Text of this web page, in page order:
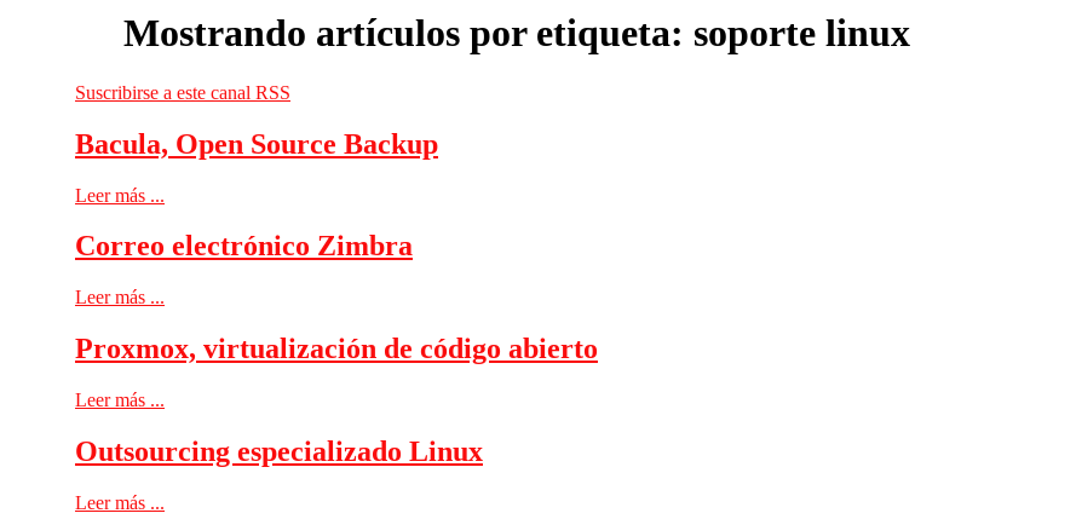
Mostrando artículos por etiqueta: soporte linux
Suscribirse a este canal RSS
Bacula, Open Source Backup
Leer más ...
Correo electrónico Zimbra
Leer más ...
Proxmox, virtualización de código abierto
Leer más ...
Outsourcing especializado Linux
Leer más ...